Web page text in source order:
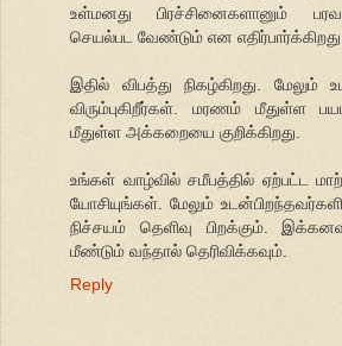
உள்மனது பிரச்சினைகளானும்
செயல்பட வேண்டும் என எதிர்பார்க்கிறது.
இதில் விபத்து நிகழ்கிறது. மேலும்
விரும்புகிறீர்கள். மரணம் மீதுள்ள
மீதுள்ள அக்கறையை குறிக்கிறது.
உங்கள் வாழ்வில் சமீபத்தில் ஏற்பட்ட
யோசியுங்கள். மேலும்
நிச்சயம் தெளிவு பிறக்கும்.
மீண்டும் வந்தால் தெரிவிக்கவும்.
Reply